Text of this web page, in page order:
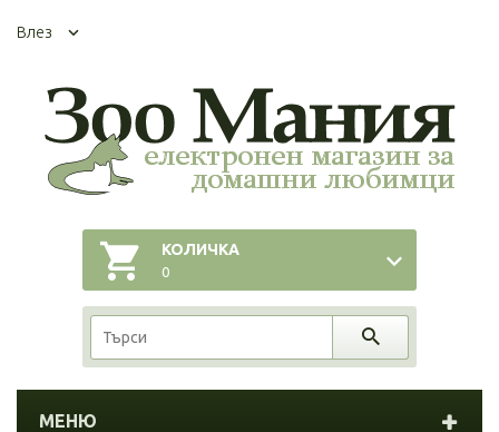
Влез
КОЛИЧКА
0
МЕНЮ